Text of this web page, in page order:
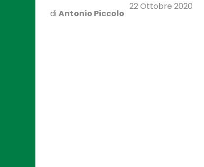
di Antonio Piccolo
22 Ottobre 2020